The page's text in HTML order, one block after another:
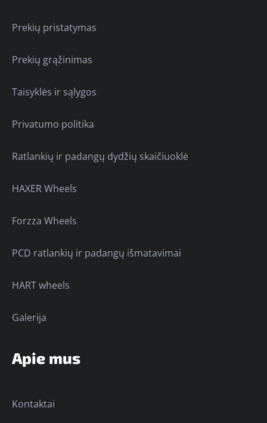
Prekių pristatymas
Prekių grąžinimas
Taisyklės ir sąlygos
Privatumo politika
Ratlankių ir padangų dydžių skaičiuoklė
HAXER Wheels
Forzza Wheels
PCD ratlankių ir padangų išmatavimai
HART wheels
Galerija
Apie mus
Kontaktai